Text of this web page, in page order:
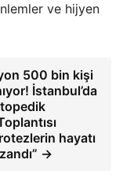
ve hijyen
500 bin kişi
İstanbul’da
hayatı
→